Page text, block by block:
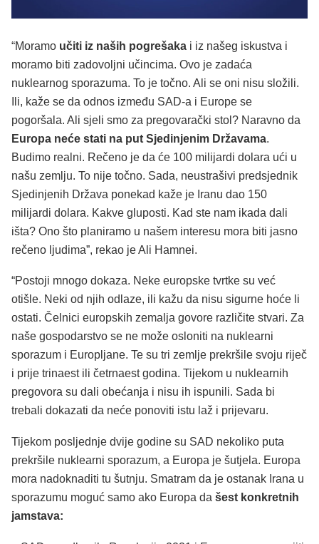
“Moramo učiti iz naših pogrešaka i iz našeg iskustva i
moramo biti zadovoljni učincima. Ovo je zadaća
nuklearnog sporazuma. To je točno. Ali se oni nisu složili.
Ili, kaže se da odnos između SAD-a i Europe se
pogoršala. Ali sjeli smo za pregovarački stol? Naravno da
Europa neće stati na put Sjedinjenim Državama.
Budimo realni. Rečeno je da će 100 milijardi dolara ući u
našu zemlju. To nije točno. Sada, neustrašivi predsjednik
Sjedinjenih Država ponekad kaže je Iranu dao 150
milijardi dolara. Kakve gluposti. Kad ste nam ikada dali
išta? Ono što planiramo u našem interesu mora biti jasno
rečeno ljudima”, rekao je Ali Hamnei.
“Postoji mnogo dokaza. Neke europske tvrtke su već
otišle. Neki od njih odlaze, ili kažu da nisu sigurne hoće li
ostati. Čelnici europskih zemalja govore različite stvari. Za
naše gospodarstvo se ne može osloniti na nuklearni
sporazum i Europljane. Te su tri zemlje prekršile svoju riječ
i prije trinaest ili četrnaest godina. Tijekom u nuklearnih
pregovora su dali obećanja i nisu ih ispunili. Sada bi
trebali dokazati da neće ponoviti istu laž i prijevaru.
Tijekom posljednje dvije godine su SAD nekoliko puta
prekršile nuklearni sporazum, a Europa je šutjela. Europa
mora nadoknaditi tu šutnju. Smatram da je ostanak Irana u
sporazumu moguć samo ako Europa da šest konkretnih
jamstava: